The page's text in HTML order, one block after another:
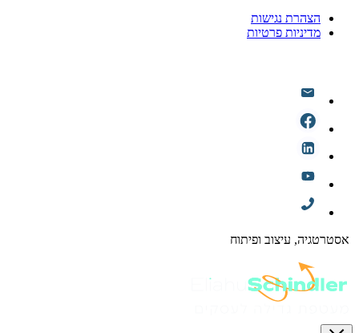
הצהרת נגישות
מדיניות פרטיות
אסטרטגיה, עיצוב ופיתוח